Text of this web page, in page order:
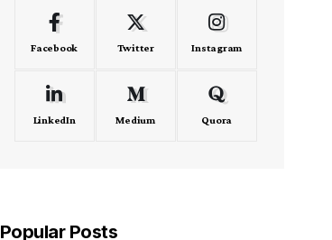
Facebook Twitter Instagram
LinkedIn Medium Quora
Popular Posts